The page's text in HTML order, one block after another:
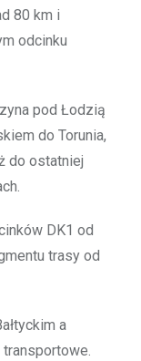
80 km i
odcinku
pod Łodzią
do Torunia,
do ostatniej
DK1 od
trasy od
a